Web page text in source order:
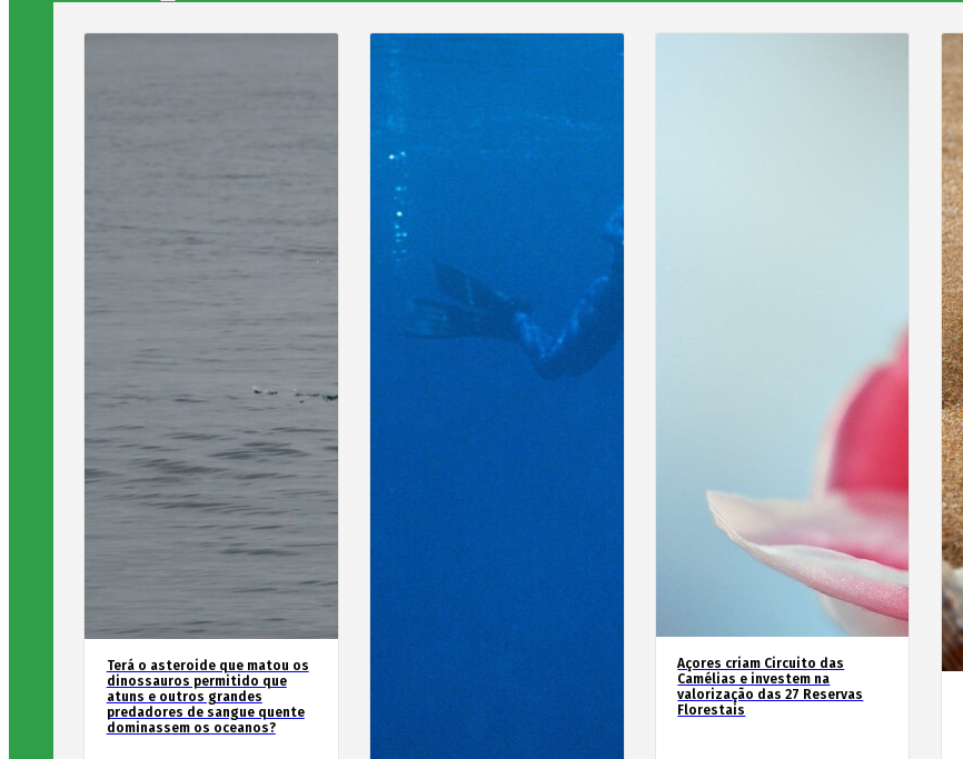
Terá o asteroide que matou os
dinossauros permitido que
atuns e outros grandes
predadores de sangue quente
dominassem os oceanos?
Açores criam Circuito das
Camélias e investem na
valorização das 27 Reservas
Florestais